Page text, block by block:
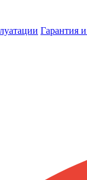
Гарантия